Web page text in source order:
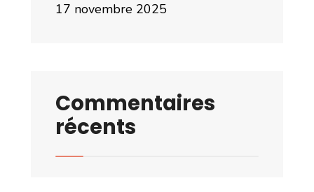
17 novembre 2025
Commentaires
récents